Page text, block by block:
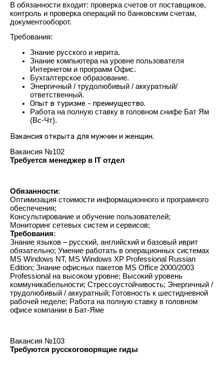
В обязанности входит: проверка счетов от поставщиков,
контроль и проверка операций по банковским счетам,
документооборот.
Требования:
Знание русского и иврита.
Знание компьютера на уровне пользователя
Интернетом и программ Офис.
Бухгалтерское образование.
Энергичный / трудолюбивый / аккуратный/
ответственный.
Опыт в туризме - преимущество.
Работа на полную ставку в головном снифе Бат Ям
(Вс-Чт).
Вакансия открыта для мужчин и женщин.
Вакансия №102
Требуется менеджер в IT отдел
Обязанности:
Оптимизация стоимости информационного и програмного
обеспечения;
Консультирование и обучение пользователей;
Мониторинг сетевых систем и сервисов;
Требования:
Знание языков – русский, английский и базовый иврит
обязательно; Умение работать в операционных системах
MS Windows NT, MS Windows XP Professional Russian
Edition; Знание офисных пакетов MS Office 2000/2003
Professional на высоком уровне; Высокий уровень
коммуникабельности; Стрессоустойчивость; Энергичный /
трудолюбивый / аккуратный; Готовность к шестидневной
рабочей неделе; Работа на полную ставку в головном
офисе компании в Бат-Яме
Вакансия №103
Требуются русскоговорящие гиды